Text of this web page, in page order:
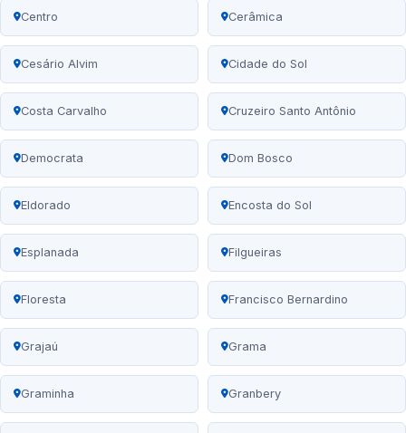
Centro Cerâmica
Cesário Alvim Cidade do Sol
Costa Carvalho Cruzeiro Santo Antônio
Democrata Dom Bosco
Eldorado Encosta do Sol
Esplanada Filgueiras
Floresta Francisco Bernardino
Grajaú Grama
Graminha Granbery